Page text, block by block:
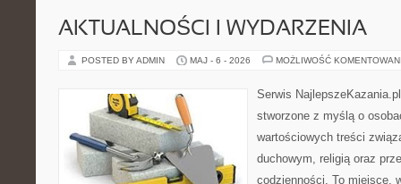
AKTUALNOŚCI I WYDARZENIA
POSTED BY ADMIN MAJ - 6 - 2026 MOŻLIWOŚĆ
Serwis
stworzone z myślą o
wartościowych treści
duchowym, religią oraz
codzienności. To miejsce,